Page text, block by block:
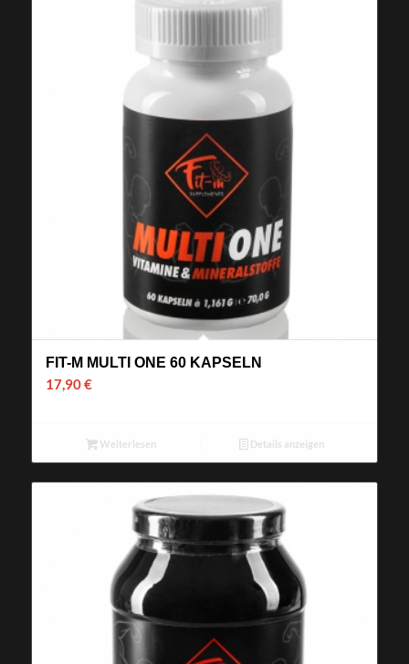
FIT-M MULTI ONE 60 KAPSELN
17,90€
Weiterlesen Details anzeigen